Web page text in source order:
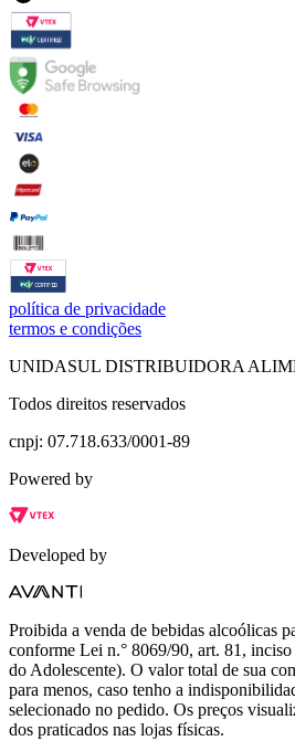
política de privacidade
termos e condições
UNIDASUL DISTRIBUIDORA
Todos direitos reservados
cnpj: 07.718.633/0001-89
Powered by
Developed by
Proibida a venda de bebidas alcoólicas
conforme Lei n.° 8069/90, art. 81,
do Adolescente). O valor total de sua
para menos, caso tenho a
selecionado no pedido. Os preços
dos praticados nas lojas físicas.